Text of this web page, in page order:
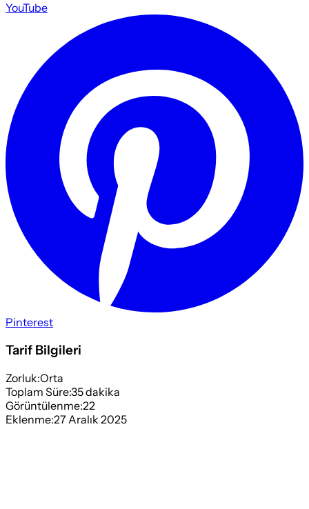
YouTube
Pinterest
Tarif Bilgileri
Zorluk:Orta
Toplam Süre:35dakika
Görüntülenme:22
Eklenme:27 Aralık 2025